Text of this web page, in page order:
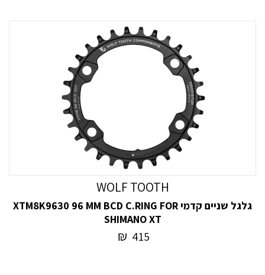
WOLF TOOTH
גלגל שניים קדמי XTM8K9630 96 MM BCD C.RING FOR
SHIMANO XT
415
₪